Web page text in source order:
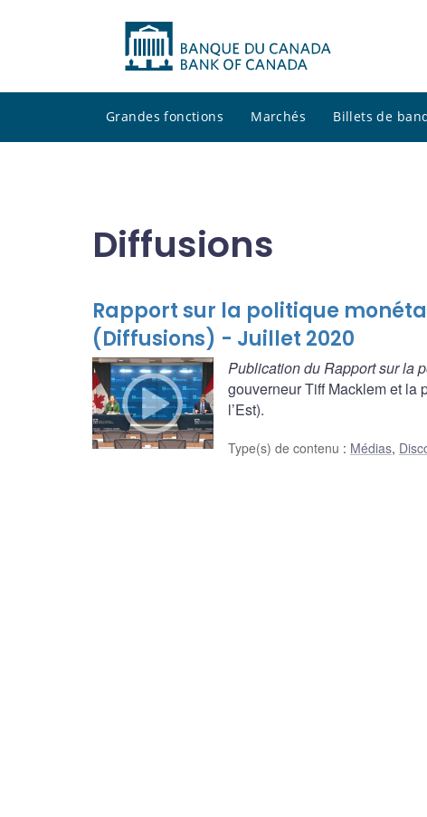
Grandes fonctions Marchés Billets de
Diffusions
Rapport sur la politique
(Diffusions) - Juillet 2020
Publication du Rapport sur la
gouverneur Tiff Macklem et la
l’Est).
Type(s) de contenu : Médias,